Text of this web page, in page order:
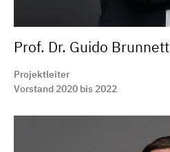
Prof. Dr. Guido Brunnett
Projektleiter
Vorstand 2020 bis 2022